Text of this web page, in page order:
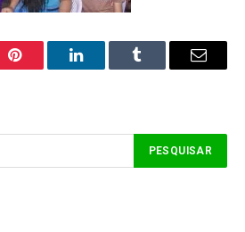
Pinterest LinkedInTumblr Email